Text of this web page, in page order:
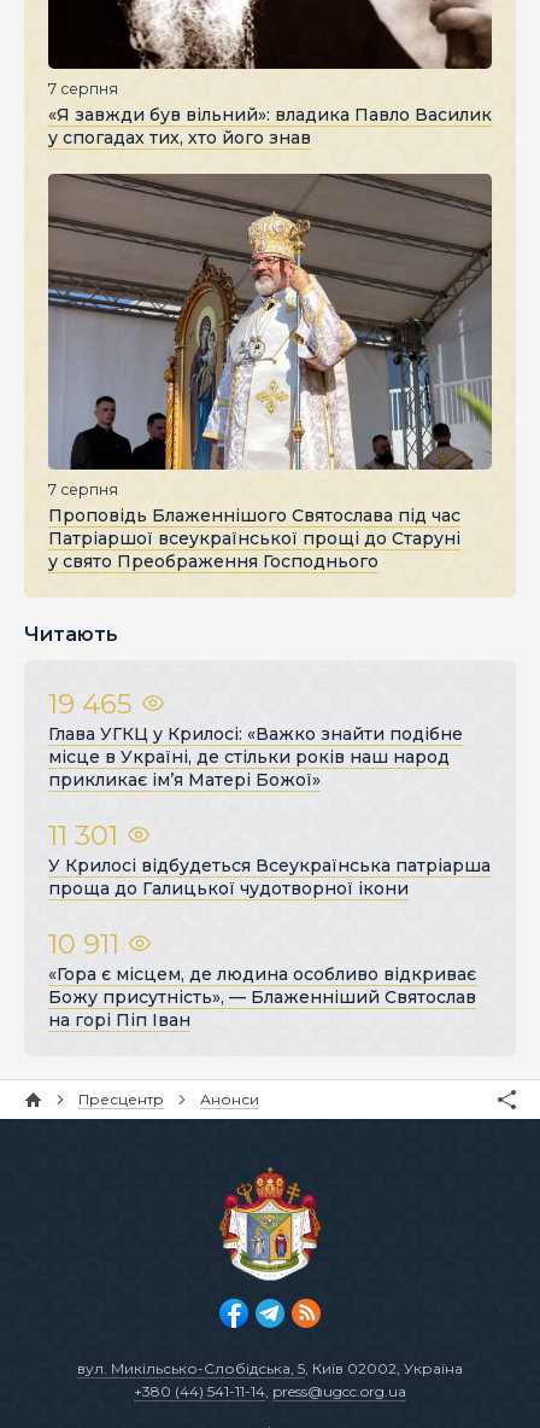
7 серпня
«Я завжди був вільний»: владика Павло Василик
у спогадах тих, хто його знав
7 серпня
Проповідь Блаженнішого Святослава під час
Патріаршої всеукраїнської прощі до Старуні
у свято Преображення Господнього
Читають
19 465
Глава УГКЦ у Крилосі: «Важко знайти подібне
місце в Україні, де стільки років наш народ
прикликає ім’я Матері Божої»
11 301
У Крилосі відбудеться Всеукраїнська патріарша
проща до Галицької чудотворної ікони
10 911
«Гора є місцем, де людина особливо відкриває
Божу присутність», — Блаженніший Святослав
на горі Піп Іван
Пресцентр Анонси
вул. Микільсько-Слобідська, 5, Київ 02002, Україна
+380 (44) 541-11-14, press@ugcc.org.ua